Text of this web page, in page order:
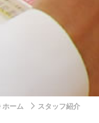
ホーム スタッフ紹介